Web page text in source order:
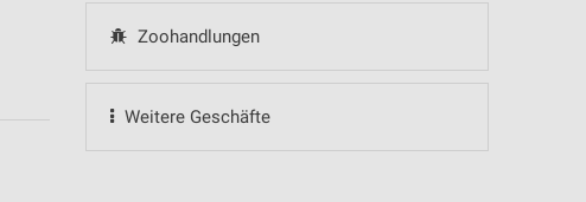
Zoohandlungen
Weitere Geschäfte